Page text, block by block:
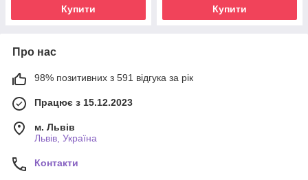
Купити Купити
Про нас
98% позитивних з 591 відгука за рік
Працює з 15.12.2023
м. Львів
Львів, Україна
Контакти